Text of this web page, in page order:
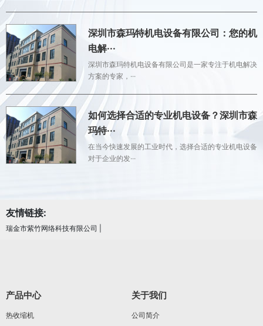
深圳市森玛特机电设备有限公司：您的机
电解···
深圳市森玛特机电设备有限公司是一家专注于机电解决
方案的专家，···
如何选择合适的专业机电设备？深圳市森
玛特···
在当今快速发展的工业时代，选择合适的专业机电设备
对于企业的发···
友情链接:
瑞金市紫竹网络科技有限公司
产品中心
热收缩机
关于我们
公司简介